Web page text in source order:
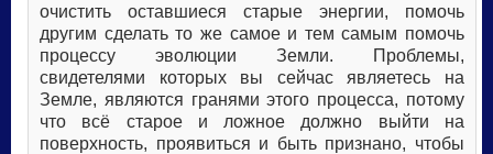
очистить оставшиеся старые энергии, помочь
другим сделать то же самое и тем самым помочь
процессу эволюции Земли. Проблемы,
свидетелями которых вы сейчас являетесь на
Земле, являются гранями этого процесса, потому
что всё старое и ложное должно выйти на
поверхность, проявиться и быть признано, чтобы